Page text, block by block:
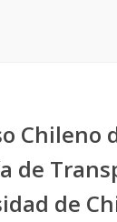
Chileno
de
de